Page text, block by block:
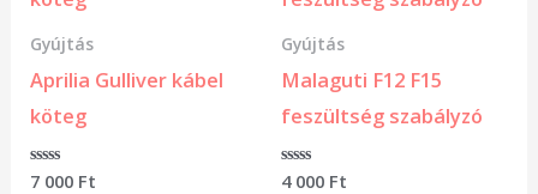
Gyújtás
Aprilia Gulliver kábel
köteg
Értékelés:
7 000 Ft
Gyújtás
Malaguti F12 F15
feszültség szabályzó
Értékelés:
4 000 Ft